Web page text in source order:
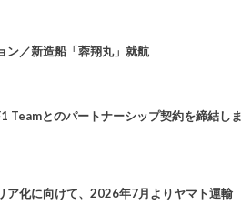
ン／新造船「蓉翔丸」就航
Teamとのパートナーシップ契約を締結しま
ア化に向けて、2026年7月よりヤマト運輸